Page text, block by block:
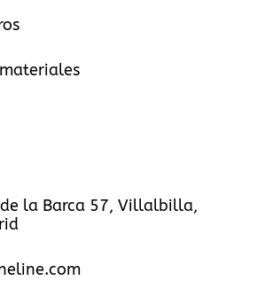
la Barca 57, Villalbilla,